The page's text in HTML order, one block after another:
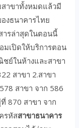
สาขาทั้งหมดแล้วมี
งธนาคารไทย
ารล่าสุดในตอนนี้
มเปิดให้บริการตอน
ย์ในห้างและสาขา
สาขา 2.สาขา
สาขา จาก 586
870 สาขา จาก
รหัสสาขาธนาคาร